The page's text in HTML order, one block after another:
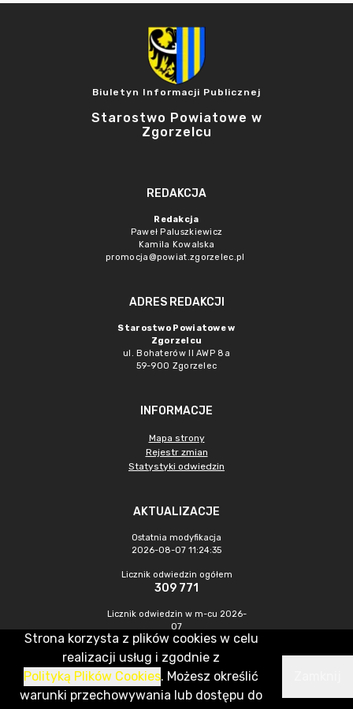
Biuletyn Informacji Publicznej
Starostwo Powiatowe w
Zgorzelcu
REDAKCJA
Redakcja
Paweł Paluszkiewicz
Kamila Kowalska
promocja@powiat.zgorzelec.pl
ADRES REDAKCJI
Starostwo Powiatowe w
Zgorzelcu
ul. Bohaterów II AWP 8a
59-900 Zgorzelec
INFORMACJE
Mapa strony
Rejestr zmian
Statystyki odwiedzin
AKTUALIZACJE
Ostatnia modyfikacja
2026-08-07 11:24:35
Licznik odwiedzin ogółem
309 771
Licznik odwiedzin w m-cu 2026-
07
469
CMS & Hosting: Nefeni Sp. z o.o.
Strona korzysta z plików cookies w celu
realizacji usług i zgodnie z
Polityką Plików Cookies. Możesz określić
warunki przechowywania lub dostępu do